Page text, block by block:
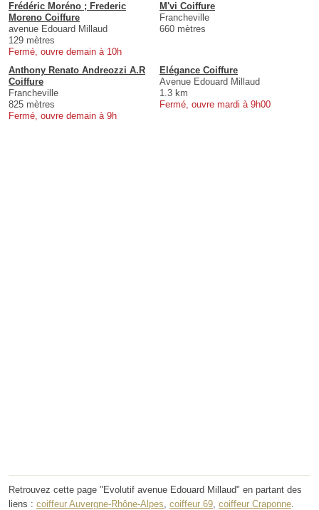
Frédéric Moréno ; Frederic
Moreno Coiffure
avenue Edouard Millaud
129 mètres
Fermé, ouvre demain à 10h
M'vi Coiffure
Francheville
660 mètres
Anthony Renato Andreozzi A.R
Coiffure
Francheville
825 mètres
Fermé, ouvre demain à 9h
Elégance Coiffure
Avenue Edouard Millaud
1.3 km
Fermé, ouvre mardi à 9h00
Retrouvez cette page "Evolutif avenue Edouard Millaud" en partant des
liens : coiffeur Auvergne-Rhône-Alpes, coiffeur 69, coiffeur Craponne.